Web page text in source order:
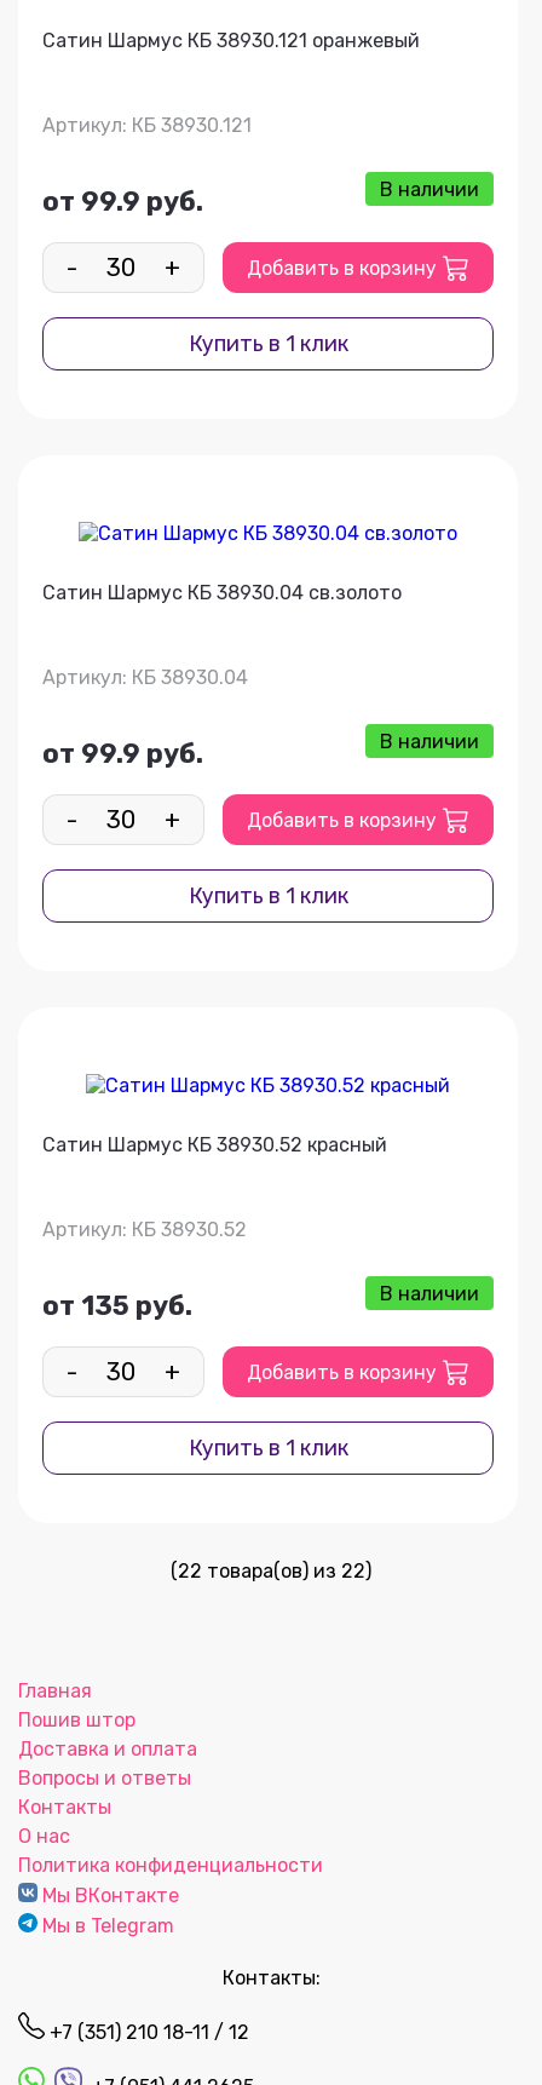
Сатин Шармус КБ 38930.121 оранжевый
Артикул: КБ 38930.121
от 99.9 руб. В наличии
- + Добавить в корзину
Купить в 1 клик
Сатин Шармус КБ 38930.04 св.золото
Артикул: КБ 38930.04
от 99.9 руб. В наличии
- + Добавить в корзину
Купить в 1 клик
Сатин Шармус КБ 38930.52 красный
Артикул: КБ 38930.52
от 135 руб. В наличии
- + Добавить в корзину
Купить в 1 клик
(22 товара(ов) из 22)
Главная
Пошив штор
Доставка и оплата
Вопросы и ответы
Контакты
О нас
Политика конфиденциальности
Мы ВКонтакте
Мы в Telegram
Контакты:
+7 (351) 210 18-11 / 12